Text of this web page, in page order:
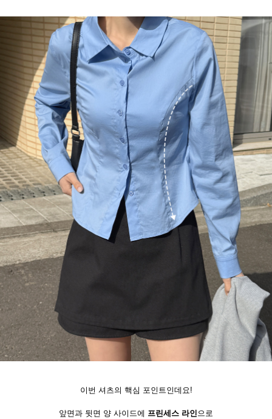
이번 셔츠의 핵심 포인트인데요!
앞면과 뒷면 양 사이드에 프린세스 라인으로